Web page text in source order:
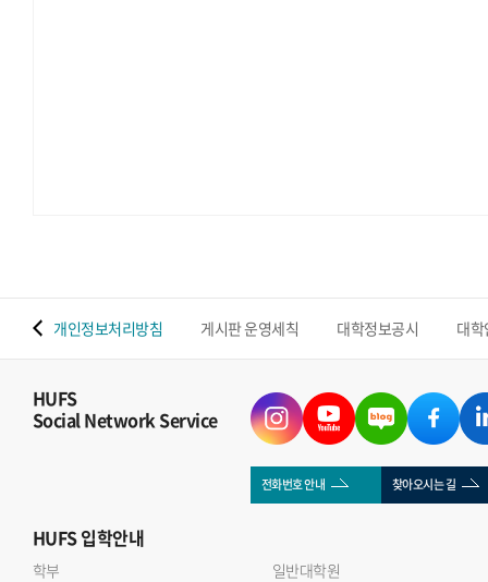
개인정보처리방침 게시판 운영세칙 대학정보공시 대
HUFS
Social Network Service
전화번호 안내 찾아오시는 길
HUFS입학안내
학부
일반대학원